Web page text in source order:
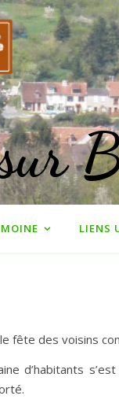
LIENS
fête des voisins
d’habitants